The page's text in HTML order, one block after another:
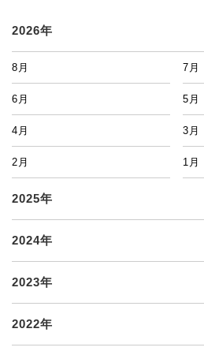
2026年
8月 7月
6月 5月
4月 3月
2月 1月
2025年
2024年
2023年
2022年